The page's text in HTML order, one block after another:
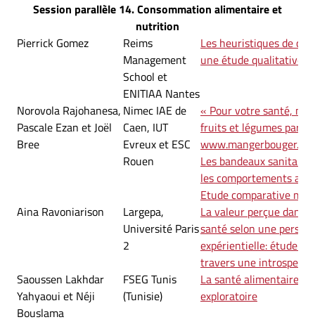
Session parallèle 14. Consommation alimentaire et
nutrition
Pierrick Gomez
Reims
Management
School et
ENITIAA Nantes
Les heuristiques de
une étude qualitative
Norovola Rajohanesa,
Pascale Ezan et Joël
Bree
Nimec IAE de
Caen, IUT
Evreux et ESC
Rouen
« Pour votre santé,
fruits et légumes par
www.mangerbouger.fr »
Les bandeaux
les comportements
Etude comparative
Aina Ravoniarison
Largepa,
Université Paris
2
La valeur perçue dans
santé selon une
expérientielle: étude
travers une
Saoussen Lakhdar
Yahyaoui et Néji
Bouslama
FSEG Tunis
(Tunisie)
La santé alimentaire
exploratoire